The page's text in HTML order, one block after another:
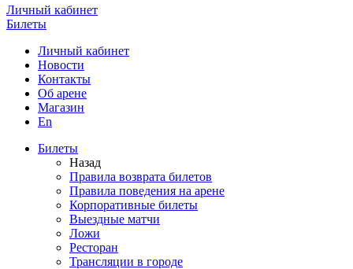
Личный кабинет
Билеты
Личный кабинет
Новости
Контакты
Об арене
Магазин
En
Билеты
Назад
Правила возврата билетов
Правила поведения на арене
Корпоративные билеты
Выездные матчи
Ложи
Ресторан
Трансляции в городе